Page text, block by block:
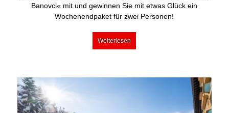
Banovci« mit und gewinnen Sie mit etwas Glück ein
Wochenendpaket für zwei Personen!
Weiterlesen